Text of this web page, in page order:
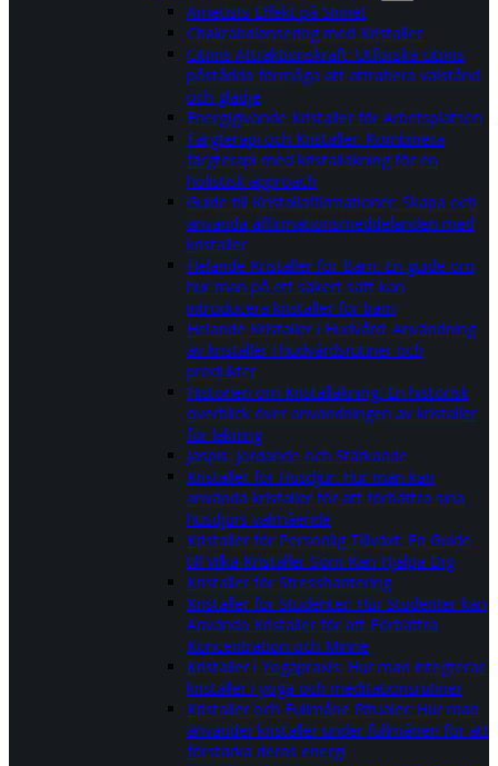
Ametists Effekt på Sinnet
Chakrabalansering med Kristaller
Citrins Attraktionskraft: Utforska citrins
påstådda förmåga att attrahera välstånd
och glädje
Energigivande Kristaller för Arbetsplatsen
Färgterapi och Kristaller: Kombinera
färgterapi med kristalläkning för en
holistisk approach
Guide till Kristallaffirmationer: Skapa och
använda affirmationsmeddelanden med
kristaller
Helande Kristaller för Barn: En guide om
hur man på ett säkert sätt kan
introducera kristaller för barn
Helande Kristaller i Hudvård: Användning
av kristaller i hudvårdsrutiner och
produkter
Historien om Kristalläkning: En historisk
överblick över användningen av kristaller
för läkning
Jaspis: Jordande och Stärkande
Kristaller för Husdjur: Hur man kan
använda kristaller för att förbättra sina
husdjurs välmående
Kristaller för Personlig Tillväxt: En Guide
till Vilka Kristaller Som Kan Hjälpa Dig
Kristaller för Stresshantering
Kristaller för Studenter: Hur Studenter kan
Använda Kristaller för att Förbättra
Koncentration och Minne
Kristaller i Yogapraxis: Hur man integrerar
kristaller i yoga och meditationsrutiner
Kristaller och Fullmåne Ritualer: Hur man
använder kristaller under fullmånen för att
förstärka deras energi